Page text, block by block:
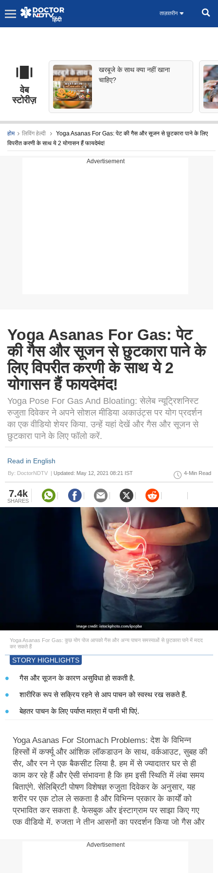
ताज़ातरीन
वेब
स्टोरीज़
खरबूजे के साथ क्या नहीं खाना
चाहिए?
होम लिविंग हेल्दी
Yoga Asanas For Gas: पेट की गैस और सूजन से छुटकारा पाने के लिए
विपरीत करणी के साथ ये 2 योगासन हैं फायदेमंद!
Advertisement
Yoga Asanas For Gas: पेट
की गैस और सूजन से छुटकारा पाने के
लिए विपरीत करणी के साथ ये 2
योगासन हैं फायदेमंद!
Yoga Pose For Gas And Bloating: सेलेब न्यूट्रिशनिस्ट
रुजुता दिवेकर ने अपने सोशल मीडिया अकाउंट्स पर योग प्रदर्शन
का एक वीडियो शेयर किया. उन्हें यहां देखें और गैस और सूजन से
छुटकारा पाने के लिए फॉलो करें.
Read in English
By: DoctorNDTV | Updated: May 12, 2021 08:21 IST 4-Min Read
7.4k
SHARES
Yoga Asanas For Gas: कुछ योग पोज आपको गैस और अन्य पाचन समस्याओं से छुटकारा पाने में मदद
कर सकते हैं
STORY HIGHLIGHTS
गैस और सूजन के कारण असुविधा हो सकती है.
शारीरिक रूप से सक्रिय रहने से आप पाचन को स्वस्थ रख सकते हैं.
बेहतर पाचन के लिए पर्याप्त मात्रा में पानी भी पिएं.
Yoga Asanas For Stomach Problems: देश के विभिन्न
हिस्सों में कर्फ्यू और आंशिक लॉकडाउन के साथ, वर्कआउट, सुबह की
सैर, और रन ने एक बैकसीट लिया है. हम में से ज्यादातर घर से ही
काम कर रहे हैं और ऐसी संभावना है कि हम इसी स्थिति में लंबा समय
बिताएंगे. सेलिब्रिटी पोषण विशेषज्ञ रुजुता दिवेकर के अनुसार, यह
शरीर पर एक टोल ले सकता है और विभिन्न प्रकार के कार्यों को
प्रभावित कर सकता है. फेसबुक और इंस्टाग्राम पर साझा किए गए
एक वीडियो में, रुजुता ने तीन आसनों का प्रदर्शन किया जो गैस और
Advertisement